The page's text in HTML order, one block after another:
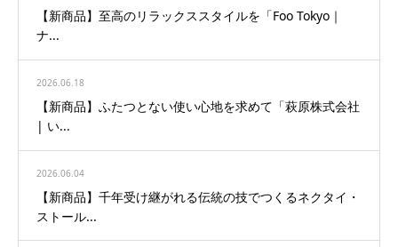
【新商品】至高のリラックススタイルを「Foo Tokyo｜
ナ...
2026.06.18
【新商品】ふたつとない使い心地を求めて「萩原株式会社
| い...
2026.06.04
【新商品】千年受け継がれる伝統の技でつくるネクタイ・
ストール...